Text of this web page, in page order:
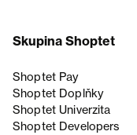
Skupina Shoptet
Shoptet Pay
Shoptet Doplňky
Shoptet Univerzita
Shoptet Developers